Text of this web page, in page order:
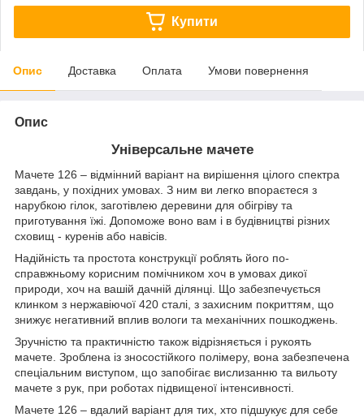
Купити
Опис Доставка Оплата Умови повернення
Опис
Універсальне мачете
Мачете 126 – відмінний варіант на вирішення цілого спектра
завдань, у похідних умовах. З ним ви легко впораєтеся з
нарубкою гілок, заготівлею деревини для обігріву та
приготування їжі. Допоможе воно вам і в будівництві різних
сховищ - куренів або навісів.
Надійність та простота конструкції роблять його по-
справжньому корисним помічником хоч в умовах дикої
природи, хоч на вашій дачній ділянці. Що забезпечується
клинком з нержавіючої 420 сталі, з захисним покриттям, що
знижує негативний вплив вологи та механічних пошкоджень.
Зручністю та практичністю також відрізняється і рукоять
мачете. Зроблена із зносостійкого полімеру, вона забезпечена
спеціальним виступом, що запобігає вислизанню та вильоту
мачете з рук, при роботах підвищеної інтенсивності.
Мачете 126 – вдалий варіант для тих, хто підшукує для себе